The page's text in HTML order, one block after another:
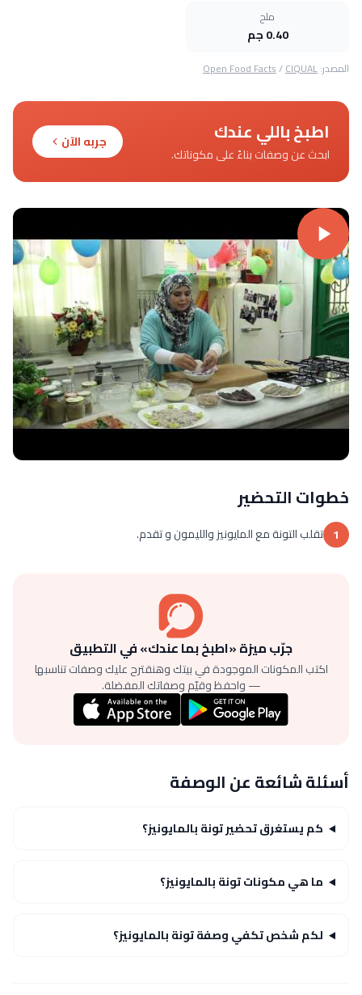
ملح
0.40 جم
المصدر: Open Food Facts/CIQUAL
اطبخ باللي عندك
ابحث عن وصفات بناءً على مكوناتك.
جربه الآن
خطوات التحضير
1 تقلب التونة مع المايونيز والليمون و تقدم.
جرّب ميزة «اطبخ بما عندك» في التطبيق
اكتب المكونات الموجودة في بيتك وهنقترح عليك وصفات تناسبها
— واحفظ وقيّم وصفاتك المفضلة.
أسئلة شائعة عن الوصفة
كم يستغرق تحضير تونة بالمايونيز؟
ما هي مكونات تونة بالمايونيز؟
لكم شخص تكفي وصفة تونة بالمايونيز؟